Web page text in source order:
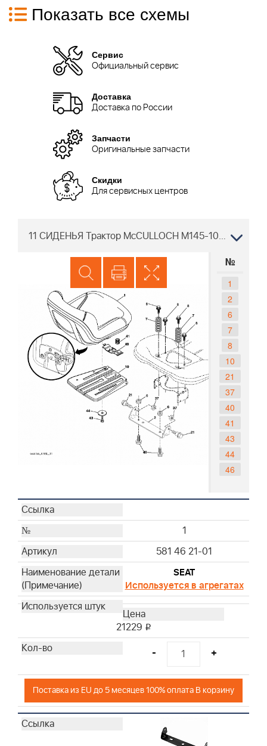
Показать все схемы
Сервис
Официальный сервис
Доставка
Доставка по России
Запчасти
Оригинальные запчасти
Скидки
Для сервисных центров
11 СИДЕНЬЯ Трактор McCULLOCH M145-107T 96041033601 2014-04
№
1
2
6
7
8
10
21
37
40
41
43
44
46
1
581 46 21-01
SEAT
Используется в агрегатах
21229 i
- +
Поставка из EU до 5 месяцев 100% оплата В корзину